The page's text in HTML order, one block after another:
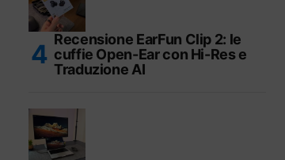
Recensione EarFun Clip 2: le
cuffie Open-Ear con Hi-Res e
Traduzione AI